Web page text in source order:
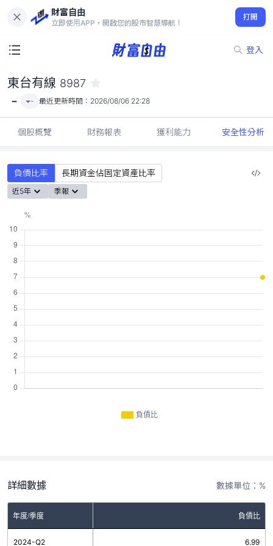
財富自由
立即使用APP，開啟您的股市智慧導航！
打開
登入
-
東台有線 8987
- - 最近更新時間： 2026/08/06 22:28
個股概覽 財務報表 獲利能力 安全性分析
負債比率 長期資金佔固定資產比率
近5年 季報
負債比
詳細數據 數據單位：%
年度/季度 負債比
2024-Q2 6.99